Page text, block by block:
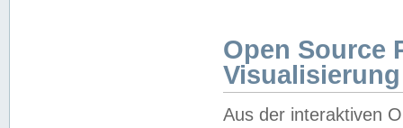
Open Source
Visualisierung
Aus der interaktiven